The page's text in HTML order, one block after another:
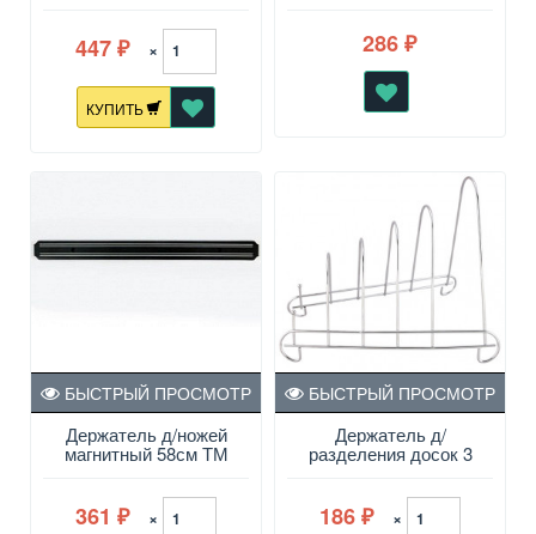
447 ₽ ×
КУПИТЬ
286 ₽
Держатель д/ножей
магнитный 58см ТМ
БЫСТРЫЙ ПРОСМОТР
361 ₽ ×
Держатель д/
разделения досок 3
секц.TRINA
БЫСТРЫЙ ПРОСМОТР
186 ₽ ×